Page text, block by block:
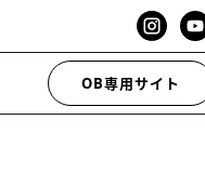
OB専用サイト